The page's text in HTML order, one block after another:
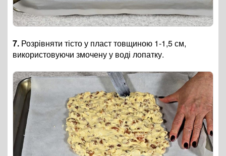
7. Розрівняти тісто у пласт товщиною 1-1,5 см,
використовуючи змочену у воді лопатку.